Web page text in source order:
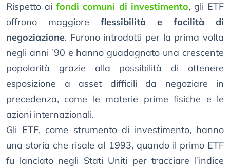
Rispetto aifondi comuni di investimento, gli ETF
offrono maggiore flessibilità e facilità di
negoziazione. Furono introdotti per la prima volta
negli anni ’90 e hanno guadagnato una crescente
popolarità grazie alla possibilità di ottenere
esposizione a asset difficili da negoziare in
precedenza, come le materie prime fisiche e le
azioni internazionali.
Gli ETF, come strumento di investimento, hanno
una storia che risale al 1993, quando il primo ETF
fu lanciato negli Stati Uniti per tracciare l’indice